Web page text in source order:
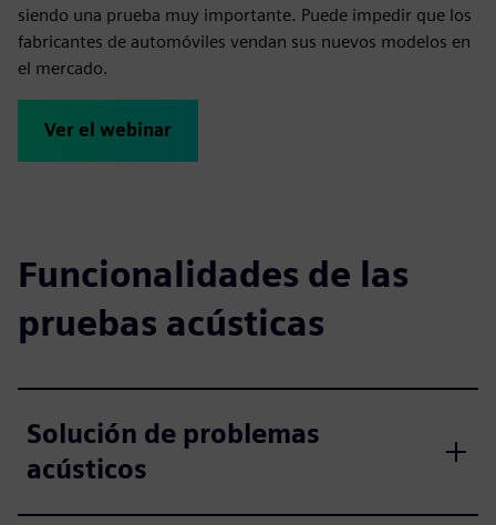
siendo una prueba muy importante. Puede impedir que los
fabricantes de automóviles vendan sus nuevos modelos en
el mercado.
Ver el webinar
Funcionalidades de las
pruebas acústicas
Solución de problemas
acústicos